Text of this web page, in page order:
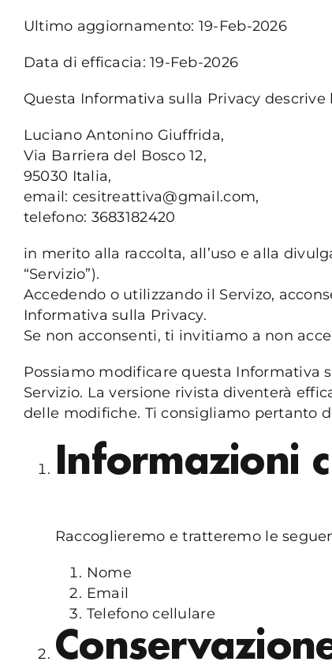
Ultimo aggiornamento: 19-Feb-2026
Data di efficacia: 19-Feb-2026
Questa Informativa sulla Privacy
Luciano Antonino Giuffrida,
Via Barriera del Bosco 12,
95030 Italia,
email: cesitreattiva@gmail.com,
telefono: 3683182420
in merito alla raccolta, all’uso e alla
“Servizio”).
Accedendo o utilizzando il Servizo,
Informativa sulla Privacy.
Se non acconsenti, ti invitiamo a non
Possiamo modificare questa Informativa
Servizio. La versione rivista diventerà
delle modifiche. Ti consigliamo pertanto
Informazioni
Raccoglieremo e tratteremo le
Nome
Email
Telefono cellulare